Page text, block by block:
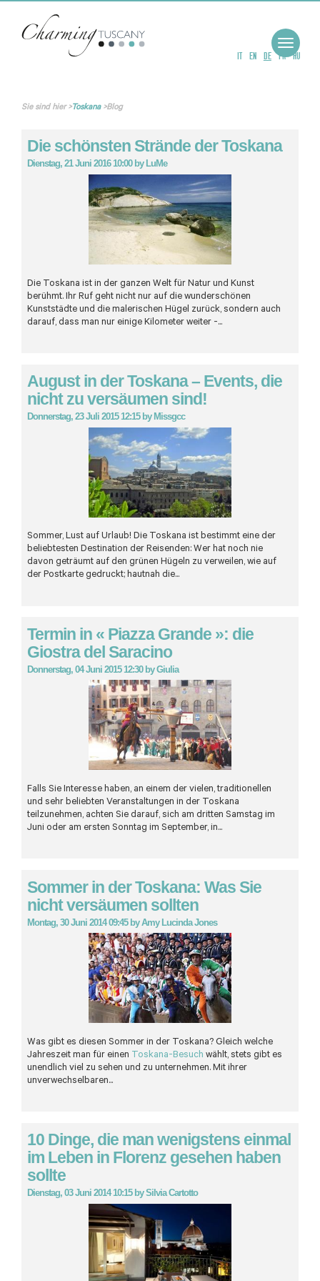
IT EN DE FR RU
Toggle
Sie sind hier>Toskana>Blog
Die schönsten Strände der Toskana
Dienstag, 21 Juni 2016 10:00 by LuMe
Die Toskana ist in der ganzen Welt für Natur und Kunst
berühmt. Ihr Ruf geht nicht nur auf die wunderschönen
Kunststädte und die malerischen Hügel zurück, sondern auch
darauf, dass man nur einige Kilometer weiter -...
August in der Toskana – Events, die
nicht zu versäumen sind!
Donnerstag, 23 Juli 2015 12:15 by Missgcc
Sommer, Lust auf Urlaub! Die Toskana ist bestimmt eine der
beliebtesten Destination der Reisenden: Wer hat noch nie
davon geträumt auf den grünen Hügeln zu verweilen, wie auf
der Postkarte gedruckt; hautnah die...
Termin in « Piazza Grande »: die
Giostra del Saracino
Donnerstag, 04 Juni 2015 12:30 byGiulia
Falls Sie Interesse haben, an einem der vielen, traditionellen
und sehr beliebten Veranstaltungen in der Toskana
teilzunehmen, achten Sie darauf, sich am dritten Samstag im
Juni oder am ersten Sonntag im September, in...
Sommer in der Toskana: Was Sie
nicht versäumen sollten
Montag, 30 Juni 2014 09:45 byAmy Lucinda Jones
Was gibt es diesen Sommer in der Toskana? Gleich welche
Jahreszeit man für einen Toskana-Besuch wählt, stets gibt es
unendlich viel zu sehen und zu unternehmen. Mit ihrer
unverwechselbaren...
10 Dinge, die man wenigstens einmal
im Leben in Florenz gesehen haben
sollte
Dienstag, 03 Juni 2014 10:15 bySilvia Cartotto